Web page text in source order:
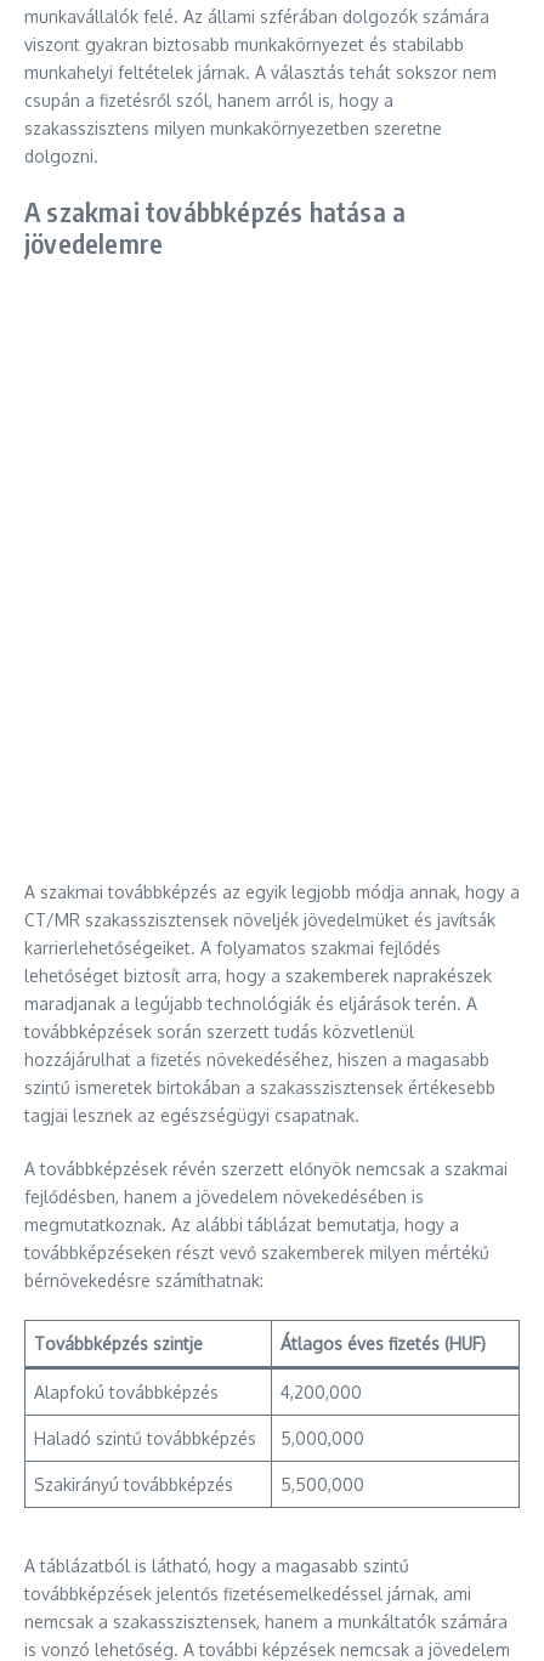
munkavállalók felé. Az állami szférában dolgozók számára
viszont gyakran biztosabb munkakörnyezet és stabilabb
munkahelyi feltételek járnak. A választás tehát sokszor nem
csupán a fizetésről szól, hanem arról is, hogy a
szakasszisztens milyen munkakörnyezetben szeretne
dolgozni.
A szakmai továbbképzés hatása a
jövedelemre
A szakmai továbbképzés az egyik legjobb módja annak, hogy a
CT/MR szakasszisztensek növeljék jövedelmüket és javítsák
karrierlehetőségeiket. A folyamatos szakmai fejlődés
lehetőséget biztosít arra, hogy a szakemberek naprakészek
maradjanak a legújabb technológiák és eljárások terén. A
továbbképzések során szerzett tudás közvetlenül
hozzájárulhat a fizetés növekedéséhez, hiszen a magasabb
szintű ismeretek birtokában a szakasszisztensek értékesebb
tagjai lesznek az egészségügyi csapatnak.
A továbbképzések révén szerzett előnyök nemcsak a szakmai
fejlődésben, hanem a jövedelem növekedésében is
megmutatkoznak. Az alábbi táblázat bemutatja, hogy a
továbbképzéseken részt vevő szakemberek milyen mértékű
bérnövekedésre számíthatnak:
Továbbképzés szintje Átlagos éves fizetés (HUF)
Alapfokú továbbképzés 4,200,000
Haladó szintű továbbképzés 5,000,000
Szakirányú továbbképzés 5,500,000
A táblázatból is látható, hogy a magasabb szintű
továbbképzések jelentős fizetésemelkedéssel járnak, ami
nemcsak a szakasszisztensek, hanem a munkáltatók számára
is vonzó lehetőség. A további képzések nemcsak a jövedelem